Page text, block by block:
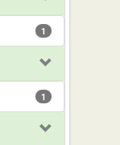
1
1